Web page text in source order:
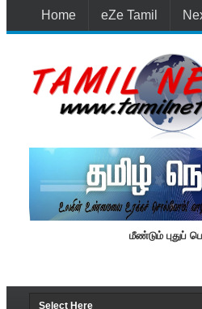
Home eZe Tamil
மீண்டும் புதுப்